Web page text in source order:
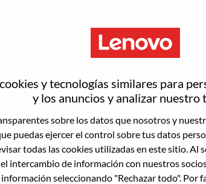
y tecnologías similares para
y los anuncios y analizar nuestro
sobre los datos que nosotros y
puedas ejercer el control sobre tus datos
todas las cookies utilizadas en este sitio. Al
intercambio de información con nuestros
seleccionando "Rechazar todo". Por
actual, tenemos su correo electrónico
su contraseña?" para restablecer e iniciar